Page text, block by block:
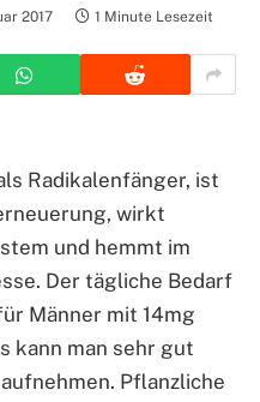
2017 1 Minute Lesezeit
Radikalenfänger, ist
wirkt
und hemmt im
Der tägliche Bedarf
Männer mit 14mg
kann man sehr gut
Pflanzliche